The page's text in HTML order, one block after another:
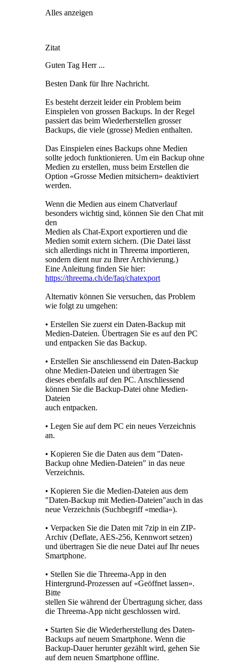
Alles anzeigen
Zitat
Guten Tag Herr ...
Besten Dank für Ihre Nachricht.
Es besteht derzeit leider ein Problem beim
Einspielen von grossen Backups. In der Regel
passiert das beim Wiederherstellen grosser
Backups, die viele (grosse) Medien enthalten.
Das Einspielen eines Backups ohne Medien
sollte jedoch funktionieren. Um ein Backup ohne
Medien zu erstellen, muss beim Erstellen die
Option «Grosse Medien mitsichern» deaktiviert
werden.
Wenn die Medien aus einem Chatverlauf
besonders wichtig sind, können Sie den Chat mit
den
Medien als Chat-Export exportieren und die
Medien somit extern sichern. (Die Datei lässt
sich allerdings nicht in Threema importieren,
sondern dient nur zu Ihrer Archivierung.)
Eine Anleitung finden Sie hier:
https://threema.ch/de/faq/chatexport
Alternativ können Sie versuchen, das Problem
wie folgt zu umgehen:
• Erstellen Sie zuerst ein Daten-Backup mit
Medien-Dateien. Übertragen Sie es auf den PC
und entpacken Sie das Backup.
• Erstellen Sie anschliessend ein Daten-Backup
ohne Medien-Dateien und übertragen Sie
dieses ebenfalls auf den PC. Anschliessend
können Sie die Backup-Datei ohne Medien-
Dateien
auch entpacken.
• Legen Sie auf dem PC ein neues Verzeichnis
an.
• Kopieren Sie die Daten aus dem "Daten-
Backup ohne Medien-Dateien" in das neue
Verzeichnis.
• Kopieren Sie die Medien-Dateien aus dem
"Daten-Backup mit Medien-Dateien"auch in das
neue Verzeichnis (Suchbegriff «media»).
• Verpacken Sie die Daten mit 7zip in ein ZIP-
Archiv (Deflate, AES-256, Kennwort setzen)
und übertragen Sie die neue Datei auf Ihr neues
Smartphone.
• Stellen Sie die Threema-App in den
Hintergrund-Prozessen auf «Geöffnet lassen».
Bitte
stellen Sie während der Übertragung sicher, dass
die Threema-App nicht geschlossen wird.
• Starten Sie die Wiederherstellung des Daten-
Backups auf neuem Smartphone. Wenn die
Backup-Dauer herunter gezählt wird, gehen Sie
auf dem neuen Smartphone offline.